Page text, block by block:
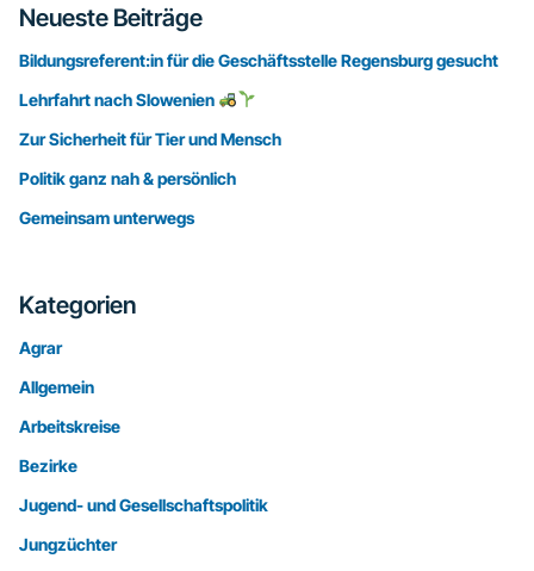
Seitenspalte
Neueste Beiträge
Bildungsreferent:in für die Geschäftsstelle Regensburg gesucht
Lehrfahrt nach Slowenien
Zur Sicherheit für Tier und Mensch
Politik ganz nah & persönlich
Gemeinsam unterwegs
Kategorien
Agrar
Allgemein
Arbeitskreise
Bezirke
Jugend- und Gesellschaftspolitik
Jungzüchter